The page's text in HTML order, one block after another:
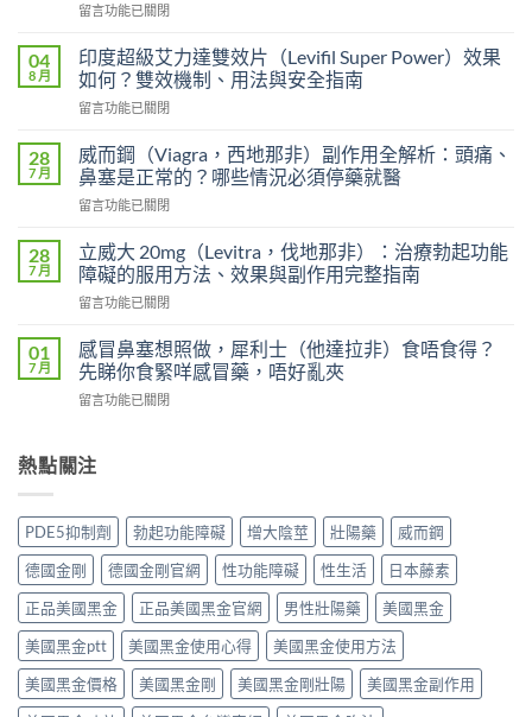
在
期
服
用
雙
犀
利
士
會
癮
嗎？
效
利
士
副
大
嗎？
賴
性、
停
藥
反
應
與
安
全
用
留言功能已關閉
04
8 月
印度超級艾力達雙效片（Levifil Super Power）效果
如何？雙效機制、用法與安全指南
在
度
超
級
艾
達
雙
效
片
Super
Power）
果
雙
制、
用
法
與
安
全
指
南〉
中
留言功能已關閉
28
7 月
威而鋼（Viagra，西地那非）副作用全解析：頭痛、
鼻塞是正常的？哪些情況必須停藥就醫
在
而
鋼
（Viagra，
西
那
非）
副
作
解
痛、
鼻
塞
是
正
常
的？
哪
些
情
留言功能已關閉
28
7 月
立威大 20mg（Levitra，伐地那非）：治療勃起功能
障礙的服用方法、效果與副作用完整指南
在
威
大
20mg（Levitra，
伐
非）：
勃
起
功
能
障
礙
的
服
用
方
留言功能已關閉
01
7 月
感冒鼻塞想照做，犀利士（他達拉非）食唔食得？
先睇你食緊咩感冒藥，唔好亂夾
在
鼻
塞
照
做，
犀
利
士
（他
達
拉
非）
食
留言功能已關閉
熱點關注
PDE5抑制劑 勃起功能障礙 增大陰莖 壯陽藥
威而鋼
德國金剛
德國金剛官網 性功能障礙 性生活
日本藤素
正品美國黑金
正品美國黑金官網 男性壯陽藥
美國黑金
美國黑金ptt
美國黑金使用心得
美國黑金使用方法
美國黑金價格
美國黑金剛 美國黑金剛壯陽
美國黑金副作用